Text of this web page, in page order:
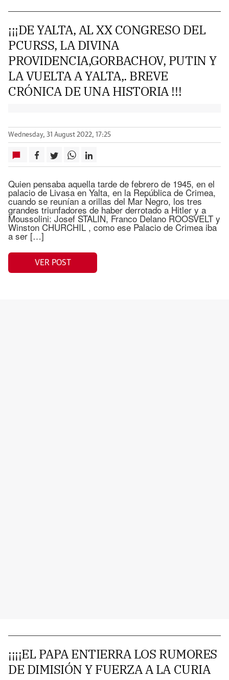
¡¡¡DE YALTA, AL XX CONGRESO DEL
PCURSS, LA DIVINA
PROVIDENCIA,GORBACHOV, PUTIN Y
LA VUELTA A YALTA,. BREVE
CRÓNICA DE UNA HISTORIA !!!
Wednesday, 31 August 2022, 17:25
Quien pensaba aquella tarde de febrero de 1945, en el
palacio de Livasa en Yalta, en la República de Crimea,
cuando se reunían a orillas del Mar Negro, los tres
grandes triunfadores de haber derrotado a Hitler y a
Moussolini: Josef STALIN, Franco Delano ROOSVELT y
Winston CHURCHIL , como ese Palacio de Crimea iba
a ser […]
VER POST
¡¡¡¡EL PAPA ENTIERRA LOS RUMORES
DE DIMISIÓN Y FUERZA A LA CURIA